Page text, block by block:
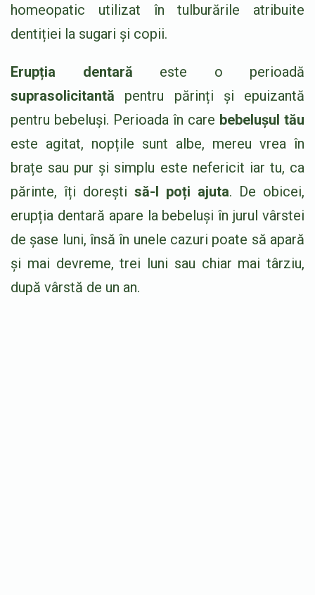
homeopatic utilizat în tulburările atribuite
dentiției la sugari și copii.
Erupția dentară este o perioadă
suprasolicitantă pentru părinți și epuizantă
pentru bebeluși. Perioada în care bebelușul tău
este agitat, nopțile sunt albe, mereu vrea în
brațe sau pur și simplu este nefericit iar tu, ca
părinte, îți dorești să-l poți ajuta. De obicei,
erupția dentară apare la bebeluși în jurul vârstei
de șase luni, însă în unele cazuri poate să apară
și mai devreme, trei luni sau chiar mai târziu,
după vârstă de un an.